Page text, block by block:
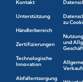
Kontakt
Unterstützung
Händlerbereich
Zertifizierungen
Technologische
Innovation
Abfallentsorgung
zu
und